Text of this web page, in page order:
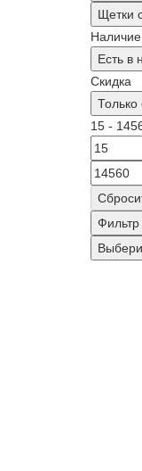
Щетки
Наличие
Есть в
Скидка
Только
15 -
Фильтр